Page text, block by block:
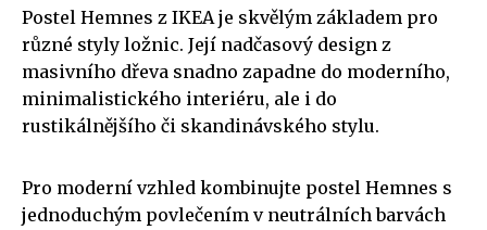
Postel Hemnes z IKEA je skvělým základem pro
různé styly ložnic. Její nadčasový design z
masivního dřeva snadno zapadne do moderního,
minimalistického interiéru, ale i do
rustikálnějšího či skandinávského stylu.
Pro moderní vzhled kombinujte postel Hemnes s
jednoduchým povlečením v neutrálních barvách